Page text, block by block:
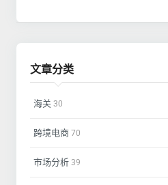
文章分类
海关 30
跨境电商 70
市场分析 39